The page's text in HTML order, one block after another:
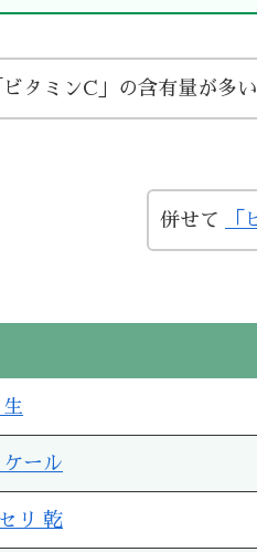
ビタミンC」の含有量が多
併せて
ケール
リ 乾